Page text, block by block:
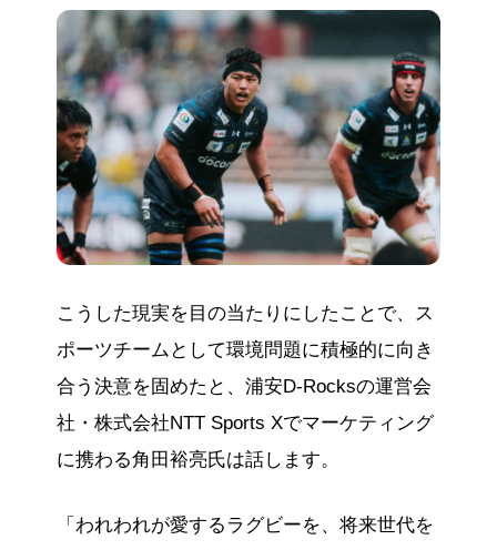
こうした現実を目の当たりにしたことで、ス
ポーツチームとして環境問題に積極的に向き
合う決意を固めたと、浦安D-Rocksの運営会
社・株式会社NTT Sports Xでマーケティング
に携わる角田裕亮氏は話します。
「われわれが愛するラグビーを、将来世代を